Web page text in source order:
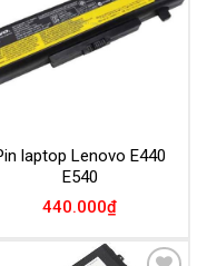
laptop Lenovo E440
E540
440.000₫